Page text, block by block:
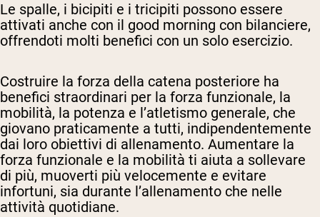
Le spalle, i bicipiti e i tricipiti possono essere
attivati anche con il good morning con bilanciere,
offrendoti molti benefici con un solo esercizio.
Costruire la forza della catena posteriore ha
benefici straordinari per la forza funzionale, la
mobilità, la potenza e l’atletismo generale, che
giovano praticamente a tutti, indipendentemente
dai loro obiettivi di allenamento. Aumentare la
forza funzionale e la mobilità ti aiuta a sollevare
di più, muoverti più velocemente e evitare
infortuni, sia durante l’allenamento che nelle
attività quotidiane.